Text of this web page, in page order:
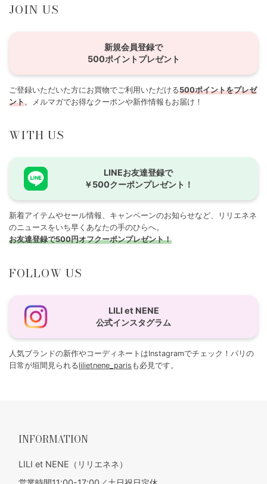
JOIN US
新規会員登録で
500ポイントプレゼント
ご登録いただいた方にお買物でご利用いただける500ポイントをプレゼ
ント。メルマガでお得なクーポンや新作情報もお届け！
WITH US
LINEお友達登録で
￥500クーポンプレゼント！
新着アイテムやセール情報、キャンペーンのお知らせなど、リリエネネ
のニュースをいち早くあなたの手のひらへ。
お友達登録で500円オフクーポンプレゼント！
FOLLOW US
LILI et NENE
公式インスタグラム
人気ブランドの新作やコーディネートはInstagramでチェック！パリの
日常が垣間見られるlilietnene_paris も必見です。
INFORMATION
LILI et NENE（リリエネネ）